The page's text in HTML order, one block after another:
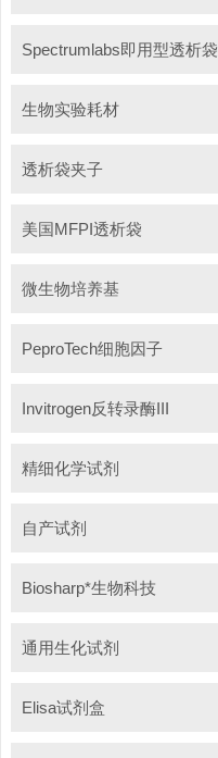
Spectrumlabs即用型透析袋
生物实验耗材
透析袋夹子
美国MFPI透析袋
微生物培养基
PeproTech细胞因子
Invitrogen反转录酶III
精细化学试剂
自产试剂
Biosharp*生物科技
通用生化试剂
Elisa试剂盒